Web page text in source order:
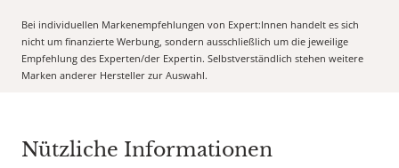
Bei individuellen Markenempfehlungen von Expert:Innen handelt es sich
nicht um finanzierte Werbung, sondern ausschließlich um die jeweilige
Empfehlung des Experten/der Expertin. Selbstverständlich stehen weitere
Marken anderer Hersteller zur Auswahl.
Nützliche Informationen